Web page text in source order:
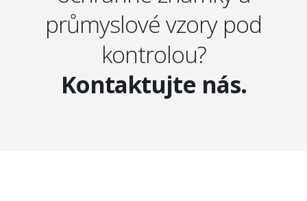
průmyslové vzory pod
kontrolou?
Kontaktujte nás.